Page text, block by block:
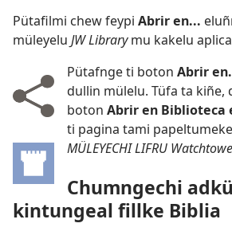
Pütafilmi chew feypi Abrir en...
müleyelu JW Librarymu kakelu
Pütafnge ti boton Abrir
dullin mülelu. Tüfa ta kiñe,
boton Abrir en Biblioteca
ti pagina tami
MÜLEYECHI LIFRU
Chumngechi
kintungeal fillke Biblia